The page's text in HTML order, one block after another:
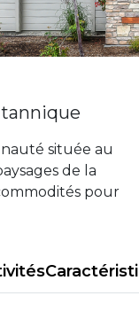
située au
de la
pour